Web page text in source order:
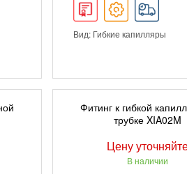
Вид: Гибкие капилляры
ПОДРОБНЕЕ
Фитинг к гибкой
трубке XIA02M
Цену
В наличии